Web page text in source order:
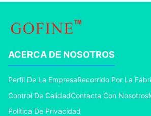
ACERCA DE NOSOTROS
Perfil De La EmpresaRecorrido Por La
Control De CalidadContacta Con Nosotros
Política De Privacidad